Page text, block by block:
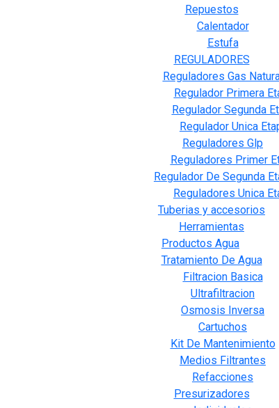
Repuestos
Calentador
Estufa
REGULADORES
Reguladores Gas
Regulador Primera
Regulador Segunda
Regulador Unica
Reguladores Glp
Reguladores Primer
Regulador De Segunda
Reguladores Unica
Tuberias y accesorios
Herramientas
Productos Agua
Tratamiento De Agua
Filtracion Basica
Ultrafiltracion
Osmosis Inversa
Cartuchos
Kit De Mantenimiento
Medios Filtrantes
Refacciones
Presurizadores